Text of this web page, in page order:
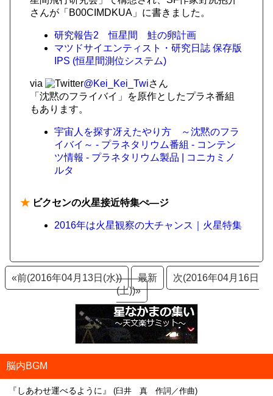
さんが「B00CIMDKUA」に書きました。
研究報告2 恒星間 鮭の卵計画
マツドサイエンティスト・研究日誌 保存版
IPS (恒星間測位システム)
via @Kei_Kei_Twiさん
「沈黙のフライバイ」を原作としたプラネ番組
もあります。
宇宙人を探す冴えたやり方 ～沈黙のフラ
イバイ～ - プラネタリウム番組 - コンテン
ツ情報 - プラネタリウム製品 | コニカミノ
ルタ
★ ビクセンの火星接近特集ぺ―ジ
2016年は火星観察の大チャンス｜火星特集
«前(2016年04月13日(水)) 最新
次(2016年04月16日
(土))»
脳内BGM
『しあわせ運べるように』 (臼井 真 作詞／作曲)